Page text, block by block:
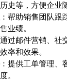
史等，方便企业
：帮助销售团队跟
业绩。
过邮件营销、社
率和效果。
：提供工单管理、
。